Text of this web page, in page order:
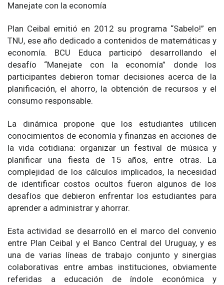
Manejate con la economía
Plan Ceibal emitió en 2012 su programa “Sabelo!” en
TNU, ese año dedicado a contenidos de matemáticas y
economía. BCU Educa participó desarrollando el
desafío “Manejate con la economía” donde los
participantes debieron tomar decisiones acerca de la
planificación, el ahorro, la obtención de recursos y el
consumo responsable.
La dinámica propone que los estudiantes utilicen
conocimientos de economía y finanzas en acciones de
la vida cotidiana: organizar un festival de música y
planificar una fiesta de 15 años, entre otras. La
complejidad de los cálculos implicados, la necesidad
de identificar costos ocultos fueron algunos de los
desafíos que debieron enfrentar los estudiantes para
aprender a administrar y ahorrar.
Esta actividad se desarrolló en el marco del convenio
entre Plan Ceibal y el Banco Central del Uruguay, y es
una de varias líneas de trabajo conjunto y sinergias
colaborativas entre ambas instituciones, obviamente
referidas a educación de índole económica y